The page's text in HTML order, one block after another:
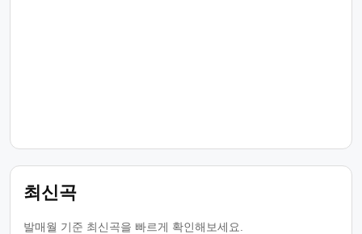
최신곡
발매월 기준 최신곡을 빠르게 확인해보세요.